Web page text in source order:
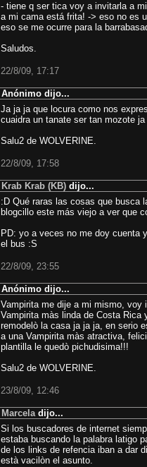
- tiene q ser tica voy a invitarla a
a mi cama está frita! -> eso no es
eso se me ocurre para la
Saludos.
22/8/09, 17:17
Anónimo dijo...
Ja ja ja que locura como nos
cuaidra un tanate ser tan mozote ja
Salu2 de WOLVERINE.
22/8/09, 17:58
Krab Krab (KB) dijo...
:D Qué raras las cosas que busca
blogcillo este más viejo a ver que
PD: yo a veces no me doy cuenta
el bus :S
22/8/09, 23:55
Anónimo dijo...
Vampirita me dije a mi mismo, voy
Vampirita màs linda de Costa Rica
remodelò la casa ja ja ja, en serio
a una Vampirita màs atractiva,
plantilla le quedò pichudisima!!!
Salu2 de WOLVERINE.
23/8/09, 12:46
Marcela dijo...
Si los buscadores de internet
estaba buscando la palabra latigo
de los links de refencia iban a dar
està vacilòn el asunto.